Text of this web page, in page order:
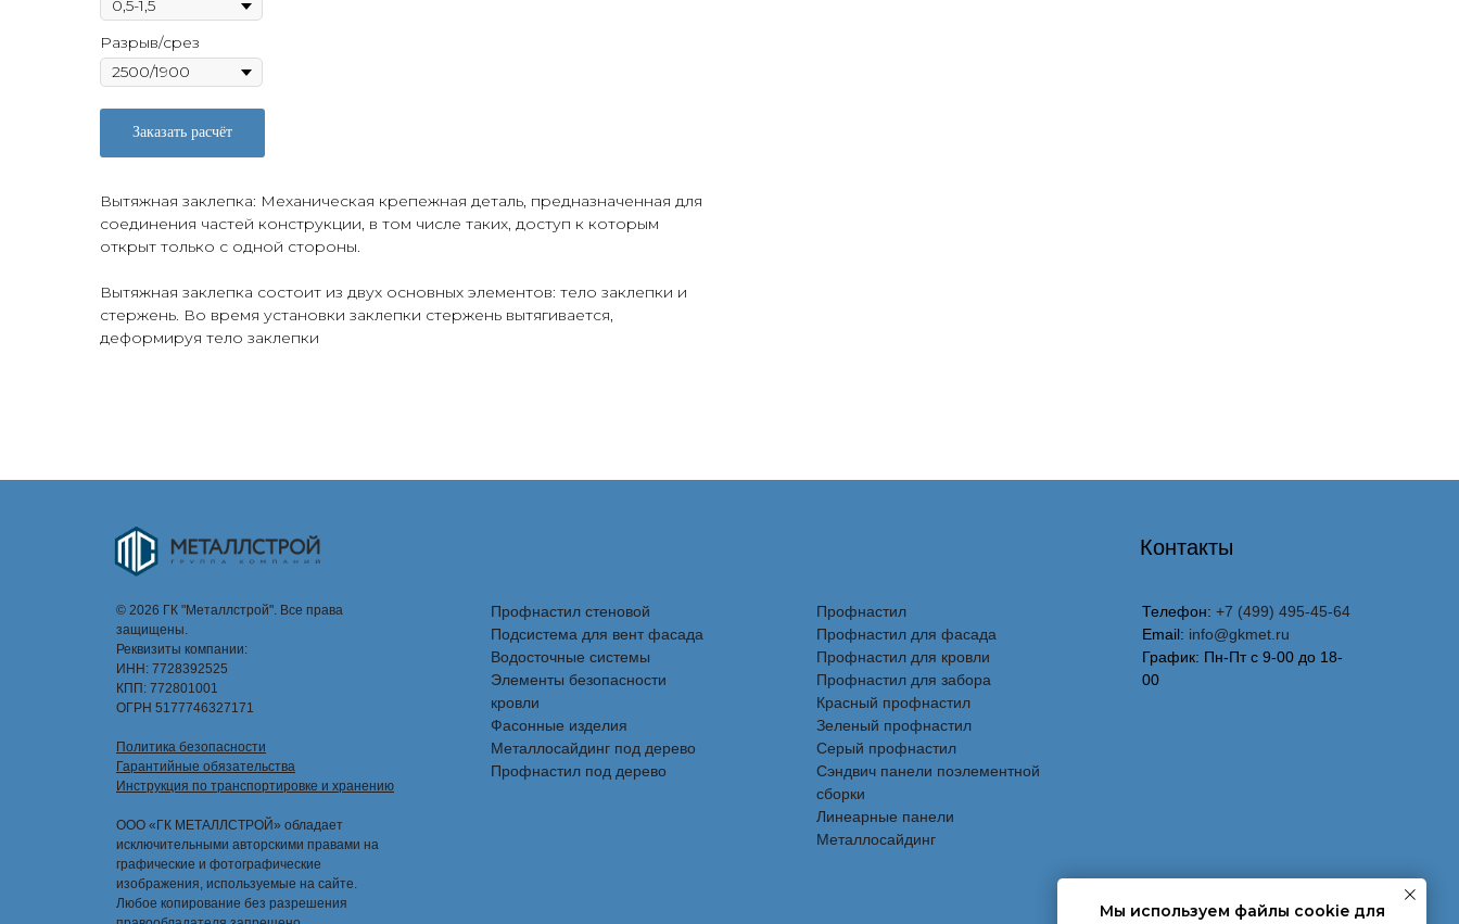
Разрыв/срез
Заказать расчёт
Вытяжная заклепка: Механическая крепежная деталь, предназначенная для
соединения частей конструкции, в том числе таких, доступ к которым
открыт только с одной стороны.
Вытяжная заклепка состоит из двух основных элементов: тело заклепки и
стержень. Во время установки заклепки стержень вытягивается,
деформируя тело заклепки
© 2026 ГК "Металлстрой". Все права
защищены.
Реквизиты компании:
ИНН: 7728392525
КПП: 772801001
ОГРН 5177746327171
Политика безопасности
Гарантийные обязательства
Инструкция по транспортировке и хранению
ООО «ГК МЕТАЛЛСТРОЙ» обладает
исключительными авторскими правами на
графические и фотографические
изображения, используемые на сайте.
Любое копирование без разрешения
Профнастил стеновой
Подсистема для вент фасада
Водосточные системы
Элементы безопасности
кровли
Фасонные изделия
Металлосайдинг под дерево
Профнастил под дерево
Профнастил
Профнастил для фасада
Профнастил для кровли
Профнастил для забора
Красный профнастил
Зеленый профнастил
Серый профнастил
Сэндвич панели поэлементной
сборки
Линеарные панели
Металлосайдинг
Телефон: +7 (499) 495-45-64
Email: info@gkmet.ru
График: Пн-Пт с 9-00 до 18-
00
Контакты
Мы используем файлы cookie для